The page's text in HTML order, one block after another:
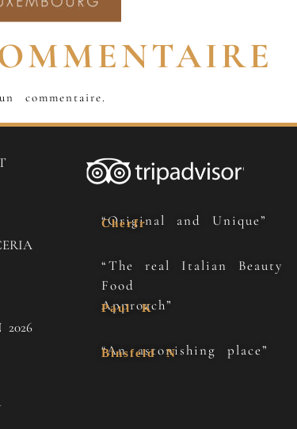
commentaire.
2026
“Original and Unique”
Cherfr
“The real Italian Beauty
Food
Approach”
Paul K
“An astonishing place”
Binsfeld N